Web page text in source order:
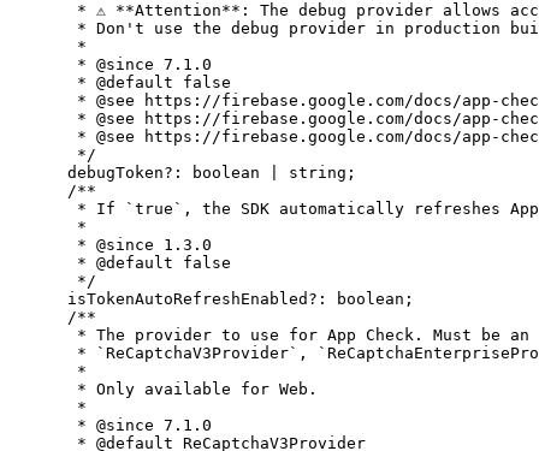
* ⚠️ **Attention**: The debug provider allows
* Don't use the debug provider in production
*
* @since 7.1.0
* @default
false
* @see
https://firebase.google.com/docs/app-
* @see
https://firebase.google.com/docs/app-
* @see
https://firebase.google.com/docs/app-
*/
debugToken?: boolean string ;
/**
* If `true`, the SDK automatically refreshes App
*
* @since 1.3.0
* @default
false
*/
isTokenAutoRefreshEnabled ?: boolean ;
/**
* The provider to use for App Check. Must be
* `ReCaptchaV3Provider`,
*
* Only available for Web.
*
* @since 7.1.0
* @default ReCaptchaV3Provider